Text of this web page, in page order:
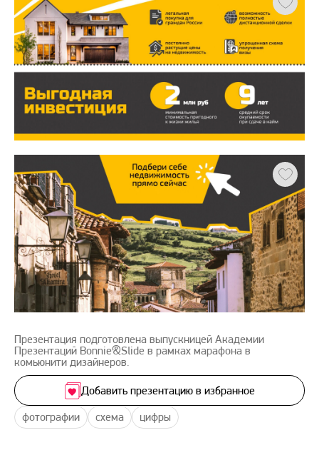
Презентация подготовлена выпускницей Академии
Презентаций Bonnie&Slide в рамках марафона в
комьюнити дизайнеров.
фотографии схема цифры
Добавить презентацию в избранное